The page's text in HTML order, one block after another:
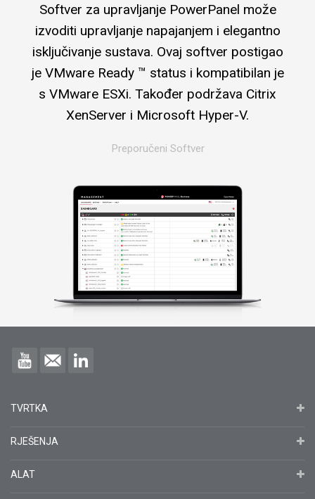
Softver za upravljanje PowerPanel može
izvoditi upravljanje napajanjem i elegantno
isključivanje sustava. Ovaj softver postigao
je VMware Ready ™ status i kompatibilan je
s VMware ESXi. Također podržava Citrix
XenServer i Microsoft Hyper-V.
Preporučeni Softver
TVRTKA
RJEŠENJA
ALAT